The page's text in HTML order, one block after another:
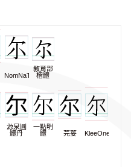
NomNaTong
教育部
楷體
源泉圓
體丹
一點明
體
芫荽 KleeOne